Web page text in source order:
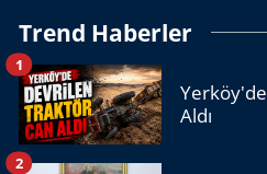
Trend Haberler
Aldı
1
2